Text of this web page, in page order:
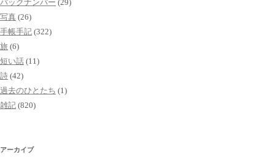
バックナンバー (29)
写真 (26)
手帳手記 (322)
旅 (6)
短い話 (11)
詩 (42)
過去のひとたち (1)
雑記 (820)
アーカイブ